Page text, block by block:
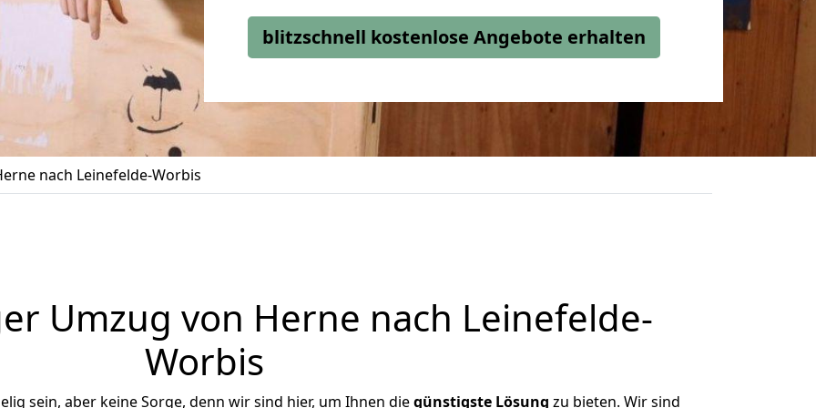
blitzschnell kostenlose Angebote erhalten
nach Leinefelde-Worbis
Umzug von Herne nach Leinefelde-
Worbis
sein, aber keine Sorge, denn wir sind hier, um Ihnen diegünstigste Lösung zu bieten. Wir sind